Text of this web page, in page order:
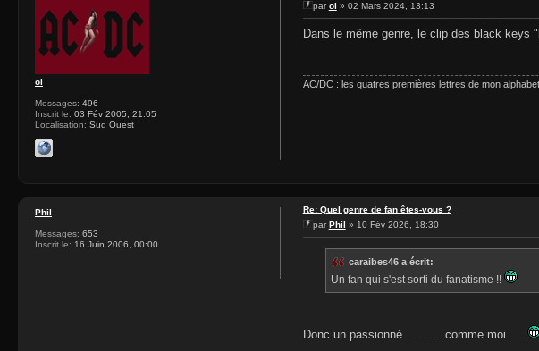
ol
Messages: 496
Inscrit le: 03 Fév 2005, 21:05
Localisation: Sud Ouest
parol » 02 Mars 2024, 13:13
Dans le même genre, le clip des black keys
AC/DC : les quatres premières lettres de mon alphabet
Phil
Messages: 653
Inscrit le: 16 Juin 2006, 00:00
Re: Quel genre de fan êtes-vous ?
par Phil » 10 Fév 2026, 18:30
caraibes46 a écrit:
Un fan qui s'est sorti du fanatisme !!
Donc un passionné............comme moi.....